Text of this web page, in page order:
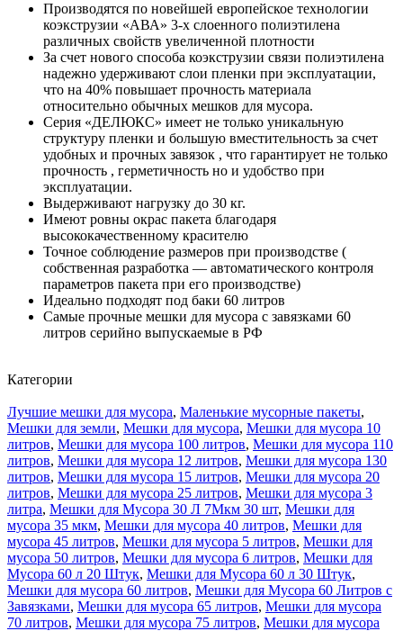
Производятся по новейшей европейское технологии
коэкструзии «АВА» 3-х слоенного полиэтилена
различных свойств увеличенной плотности
За счет нового способа коэкструзии связи полиэтилена
надежно удерживают слои пленки при эксплуатации,
что на 40% повышает прочность материала
относительно обычных мешков для мусора.
Серия «ДЕЛЮКС» имеет не только уникальную
структуру пленки и большую вместительность за счет
удобных и прочных завязок , что гарантирует не только
прочность , герметичность но и удобство при
эксплуатации.
Выдерживают нагрузку до 30 кг.
Имеют ровны окрас пакета благодаря
высококачественному красителю
Точное соблюдение размеров при производстве (
собственная разработка — автоматического контроля
параметров пакета при его производстве)
Идеально подходят под баки 60 литров
Самые прочные мешки для мусора с завязками 60
литров серийно выпускаемые в РФ
Категории
Лучшие мешки для мусора, Маленькие мусорные пакеты,
Мешки для земли, Мешки для мусора, Мешки для мусора 10
литров, Мешки для мусора 100 литров, Мешки для мусора 110
литров, Мешки для мусора 12 литров, Мешки для мусора 130
литров, Мешки для мусора 15 литров, Мешки для мусора 20
литров, Мешки для мусора 25 литров, Мешки для мусора 3
литра, Мешки для Мусора 30 Л 7Мкм 30 шт, Мешки для
мусора 35 мкм, Мешки для мусора 40 литров, Мешки для
мусора 45 литров, Мешки для мусора 5 литров, Мешки для
мусора 50 литров, Мешки для мусора 6 литров, Мешки для
Мусора 60 л 20 Штук, Мешки для Мусора 60 л 30 Штук,
Мешки для мусора 60 литров, Мешки для Мусора 60 Литров с
Завязками, Мешки для мусора 65 литров, Мешки для мусора
70 литров, Мешки для мусора 75 литров, Мешки для мусора